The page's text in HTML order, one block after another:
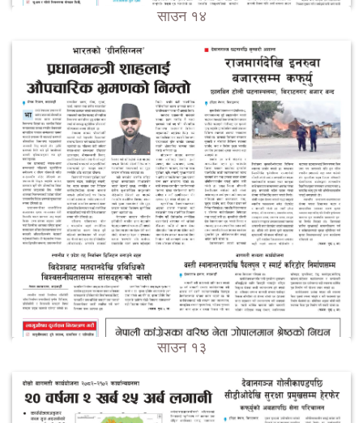
साउन १४
साउन १३